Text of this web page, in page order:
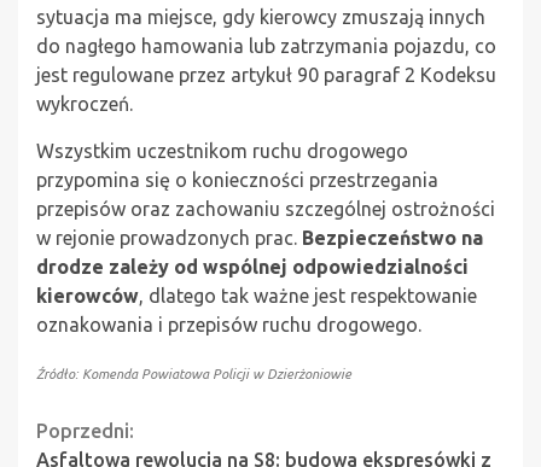
sytuacja ma miejsce, gdy kierowcy zmuszają innych
do nagłego hamowania lub zatrzymania pojazdu, co
jest regulowane przez artykuł 90 paragraf 2 Kodeksu
wykroczeń.
Wszystkim uczestnikom ruchu drogowego
przypomina się o konieczności przestrzegania
przepisów oraz zachowaniu szczególnej ostrożności
w rejonie prowadzonych prac. Bezpieczeństwo na
drodze zależy od wspólnej odpowiedzialności
kierowców, dlatego tak ważne jest respektowanie
oznakowania i przepisów ruchu drogowego.
Źródło: Komenda Powiatowa Policji w Dzierżoniowie
Continue
Poprzedni:
Asfaltowa rewolucja na S8: budowa ekspresówki z